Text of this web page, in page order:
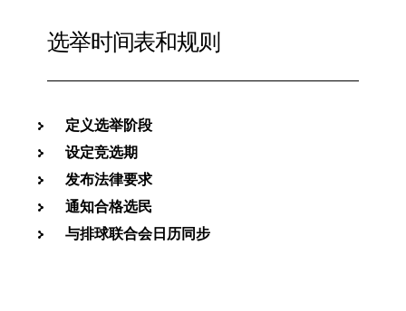
选举时间表和规则
定义选举阶段
设定竞选期
发布法律要求
通知合格选民
与排球联合会日历同步